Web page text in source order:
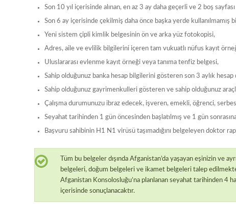
Son 10 yıl içerisinde alınan, en az 3 ay daha geçerli ve 2 boş
Son 6 ay içerisinde çekilmiş daha önce başka yerde
Yeni sistem çipli kimlik belgesinin ön ve arka yüz fotokopisi,
Adres, aile ve evlilik bilgilerini içeren tam vukuatlı nüfus kayıt
Uluslararası evlenme kayıt örneği veya tanıma tenfiz belgesi,
Sahip olduğunuz banka hesap bilgilerini gösteren son 3 aylık hesap
Sahip olduğunuz gayrimenkulleri gösteren ve sahip olduğunuz
Çalışma durumunuzu ibraz edecek, işveren, emekli, öğrenci,
Seyahat tarihinden 1 gün öncesinden başlatılmış ve 1 gün
Başvuru sahibinin H1 N1 virüsü taşımadığını belgeleyen doktor
Tüm bu belgeler dışında Afganistan’da yaşayan eşinizin ve
belgeleri, doğum belgeleri ve ikamet belgeleri talep
Afganistan Konsolosluğu’na planlanan seyahat tarihinden 4
içerisinde sonuçlanacaktır.